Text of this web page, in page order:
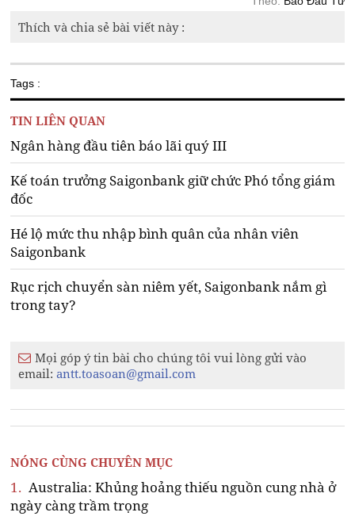
Thích và chia sẻ bài viết này :
Tags :
TIN LIÊN QUAN
Ngân hàng đầu tiên báo lãi quý III
Kế toán trưởng Saigonbank giữ chức Phó tổng giám
đốc
Hé lộ mức thu nhập bình quân của nhân viên
Saigonbank
Rục rịch chuyển sàn niêm yết, Saigonbank nắm gì
trong tay?
Mọi góp ý tin bài cho chúng tôi vui lòng gửi vào
email:antt.toasoan@gmail.com
NÓNG CÙNG CHUYÊN MỤC
1. Australia: Khủng hoảng thiếu nguồn cung nhà ở
ngày càng trầm trọng